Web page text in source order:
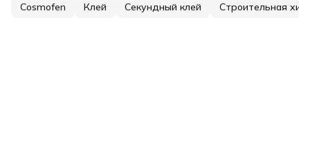
Cosmofen Клей Секундный клей Строительная